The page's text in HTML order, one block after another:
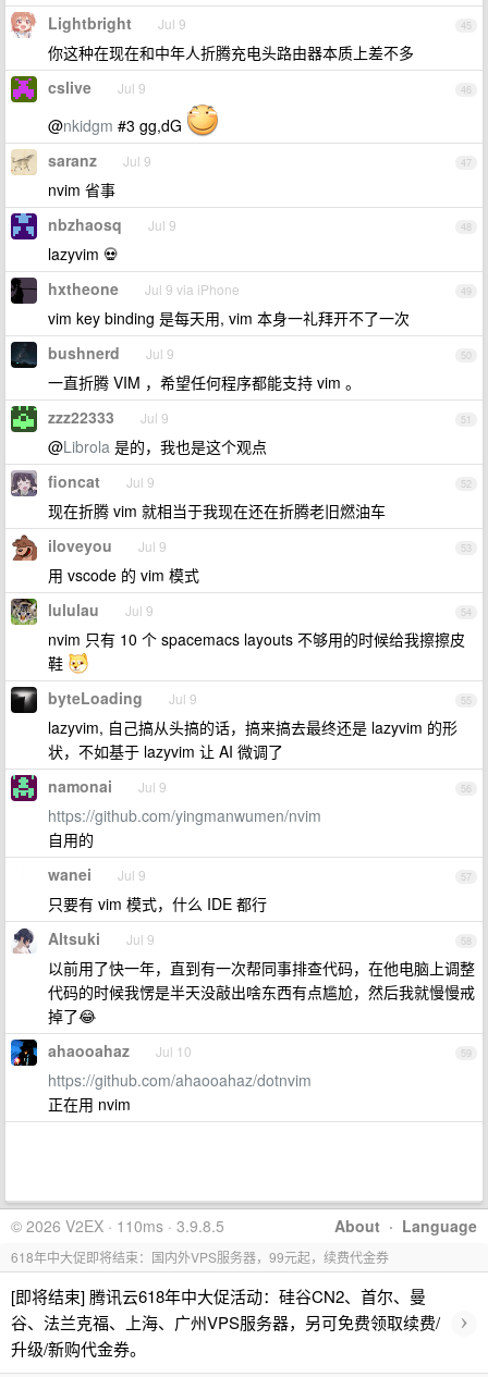
45
Lightbright Jul 9
你这种在现在和中年人折腾充电头路由器本质上差不多
46
cslive Jul 9
@nkidgm #3 gg,dG
47
saranz Jul 9
nvim 省事
48
nbzhaosq Jul 9
lazyvim 💀
49
hxtheone Jul 9 via iPhone
vim key binding 是每天用, vim 本身一礼拜开不了一次
50
bushnerd Jul 9
一直折腾 VIM ，希望任何程序都能支持 vim 。
51
zzz22333 Jul 9
@Librola 是的，我也是这个观点
52
fioncat Jul 9
现在折腾 vim 就相当于我现在还在折腾老旧燃油车
53
iloveyou Jul 9
用 vscode 的 vim 模式
54
lululau Jul 9
nvim 只有 10 个 spacemacs layouts 不够用的时候给我擦擦皮
鞋
55
byteLoading Jul 9
lazyvim, 自己搞从头搞的话，搞来搞去最终还是 lazyvim 的形
状，不如基于 lazyvim 让 AI 微调了
56
namonai Jul 9
https://github.com/yingmanwumen/nvim
自用的
57
wanei Jul 9
只要有 vim 模式，什么 IDE 都行
58
AItsuki Jul 9
以前用了快一年，直到有一次帮同事排查代码，在他电脑上调整
代码的时候我愣是半天没敲出啥东西有点尴尬，然后我就慢慢戒
掉了😂
59
ahaooahaz Jul 10
https://github.com/ahaooahaz/dotnvim
正在用 nvim
About · Language
© 2026 V2EX · 110ms · 3.9.8.5
618年中大促即将结束：国内外VPS服务器，99元起，续费代金券
[即将结束] 腾讯云618年中大促活动：硅谷CN2、首尔、曼
谷、法兰克福、上海、广州VPS服务器，另可免费领取续费/
升级/新购代金券。
›